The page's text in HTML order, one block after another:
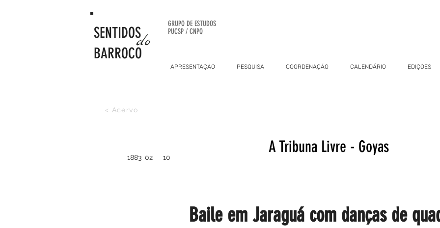
SENTIDOS
BARROCO
do
GRUPO DE ESTUDOS
PUCSP / CNPQ
APRESENTAÇÃO PESQUISA COORDENAÇÃO CALENDÁRIO EDIÇÕES
< Acervo
A Tribuna Livre - Goyas
1883 02 10
Baile em Jaraguá com danças de